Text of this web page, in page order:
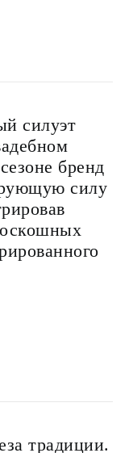
силуэт
бренд
силу
традиции.